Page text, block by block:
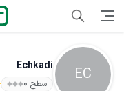
EC
Echkadi
سطح ۰